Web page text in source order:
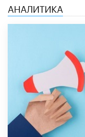
АНАЛИТИКА